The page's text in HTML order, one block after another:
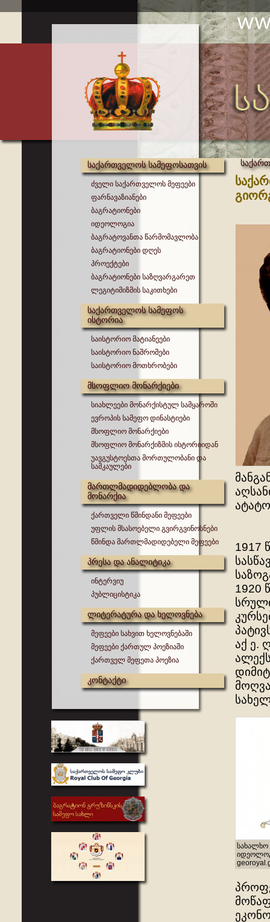
საქართველოს სამეფოსათვის
ძველი საქართველოს მეფეები
ფარნავაზიანები
ბაგრატიონები
იდეოლოგია
ბაგრატოვანთა წარმომავლობა
ბაგრატიონები დღეს
პროექტები
ბაგრატიონები საზღვარგარეთ
ლეგიტიმიზმის საკითხები
საქართველოს სამეფოს
ისტორია
საისტორიო მატიანეები
საისტორიო ნაშრომები
საისტორიო მოთხრობები
მსოფლიო მონარქიები
სიახლეები მონარქისტულ სამყაროში
ევროპის სამეფო დინასტიები
მსოფლიო მონარქიები
მსოფლიო მონარქიზმის ისტორიიდან
უავგუსტოესთა მორთულობანი და
სამკაულები
მართლმადიდებლობა და
მონარქია
ქართველი წმინდანი მეფეები
უფლის მსასოებელი გვირგვინოსნები
წმინდა მართლმადიდებელი მეფეები
პრესა და ანალიტიკა
ინტერვიუ
პუბლიცისტიკა
ლიტერატურა და ხელოვნება
მეფეები სახვით ხელოვნებაში
მეფეები ქართულ პოეზიაში
ქართველ მეფეთა პოეზია
კონტაქტი
1917
1920
აქ ე.
სახალხო